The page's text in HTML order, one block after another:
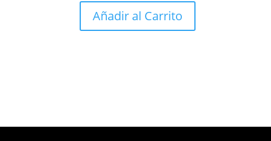
Añadir al Carrito